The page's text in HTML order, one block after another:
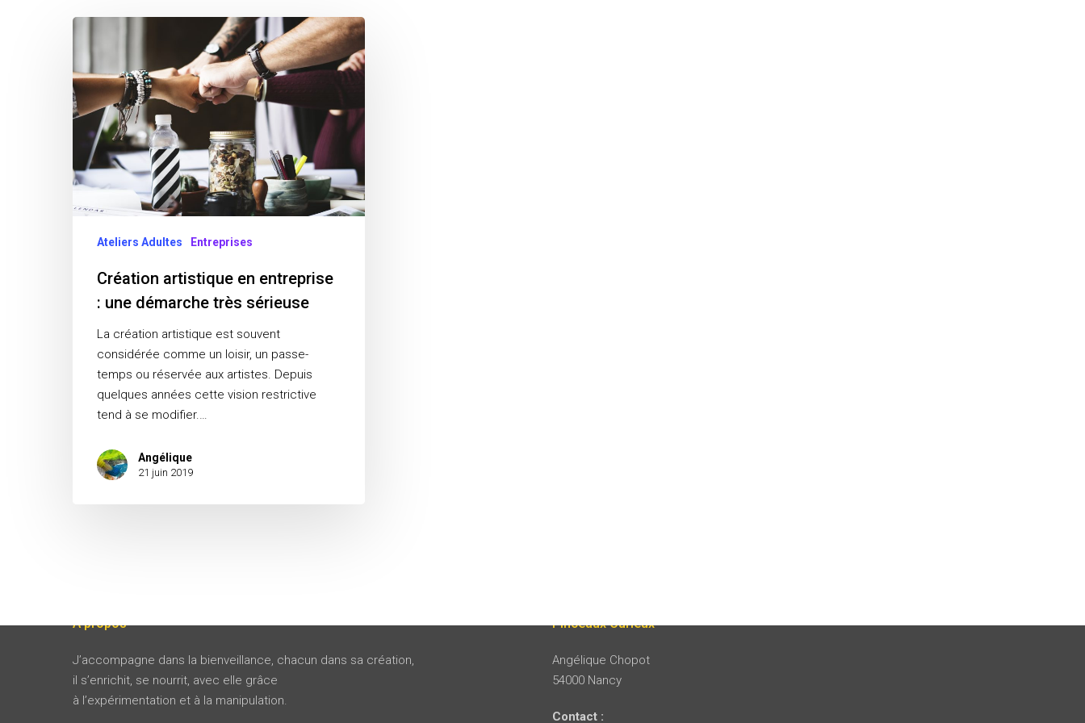
entreprise
:
démarche
très
sérieuse
Ateliers Adultes Entreprises
Création artistique en entreprise
: une démarche très sérieuse
La création artistique est souvent
considérée comme un loisir, un passe-
temps ou réservée aux artistes. Depuis
quelques années cette vision restrictive
tend à se modifier.…
Angélique
21 juin 2019
A propos
J’accompagne dans la bienveillance, chacun dans sa création,
il s’enrichit, se nourrit, avec elle grâce
à l’expérimentation et à la manipulation.
Pinceaux Curieux
Angélique Chopot
54000 Nancy
Contact :